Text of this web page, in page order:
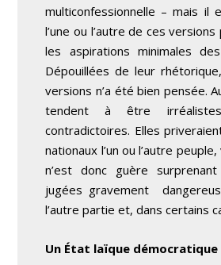
multiconfessionnelle – mais il
l’une ou l’autre de ces
les aspirations minimales
Dépouillées de leur
versions n’a été bien pensée.
tendent à être
contradictoires. Elles
nationaux l’un ou l’autre
n’est donc guère
jugées gravement
l’autre partie et, dans certains
Un État laïque démocratique